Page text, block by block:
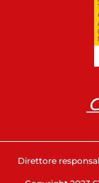
Direttore